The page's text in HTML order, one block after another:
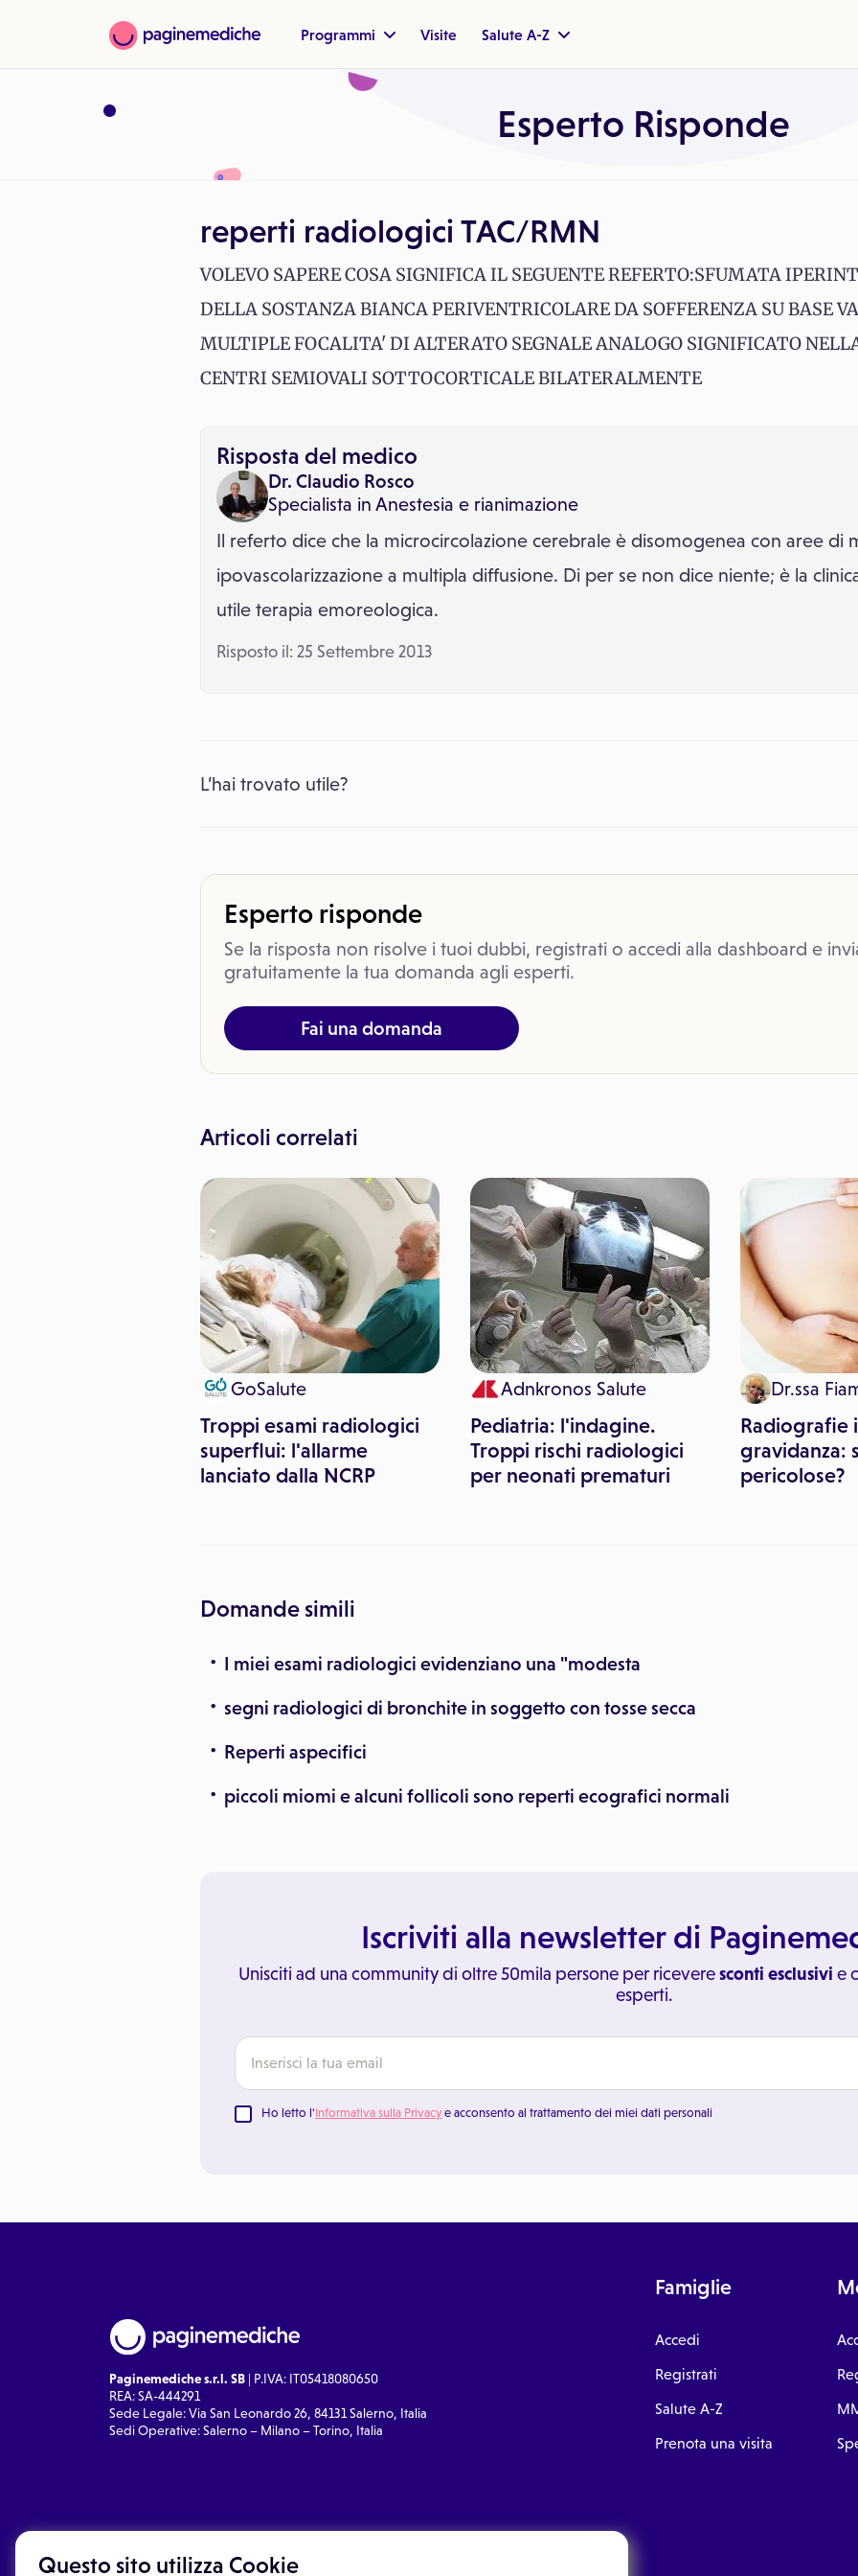
Questo sito utilizza Cookie
Programmi Visite Salute A-Z
Esperto Risponde
reperti radiologici TAC/RMN
VOLEVO SAPERE COSA SIGNIFICA IL SEGUENTE REFERTO:SFUMATA
DELLA SOSTANZA BIANCA PERIVENTRICOLARE DA SOFFERENZA SU BASE
MULTIPLE FOCALITA' DI ALTERATO SEGNALE ANALOGO SIGNIFICATO
CENTRI SEMIOVALI SOTTOCORTICALE BILATERALMENTE
Risposta del medico
Dr. Claudio Rosco
Specialista in Anestesia e rianimazione
Il referto dice che la microcircolazione cerebrale è disomogenea con aree di
ipovascolarizzazione a multipla diffusione. Di per se non dice niente; è la
utile terapia emoreologica.
Risposto il: 25 Settembre 2013
L’hai trovato utile?
Esperto risponde
Se la risposta non risolve i tuoi dubbi, registrati o accedi alla dashboard e
gratuitamente la tua domanda agli esperti.
Fai una domanda
Articoli correlati
GoSalute
Troppi esami radiologici
superflui: l'allarme
lanciato dalla NCRP
Adnkronos Salute
Pediatria: l'indagine.
Troppi rischi radiologici
per neonati prematuri
Dr.ssa
Radiografie
gravidanza:
pericolose?
Domande simili
I miei esami radiologici evidenziano una "modesta
segni radiologici di bronchite in soggetto con tosse secca
Reperti aspecifici
piccoli miomi e alcuni follicoli sono reperti ecografici normali
Iscriviti alla newsletter di
Unisciti ad una community di oltre 50mila persone per riceveresconti esclusivi e
esperti.
Ho letto l'Informativa sulla Privacy e acconsento al trattamento dei miei dati personali
Paginemediche s.r.l. SB | P.IVA: IT05418080650
REA: SA-444291
Sede Legale: Via San Leonardo 26, 84131 Salerno, Italia
Sedi Operative: Salerno – Milano – Torino, Italia
Famiglie
Accedi
Registrati
Salute A-Z
Prenota una visita